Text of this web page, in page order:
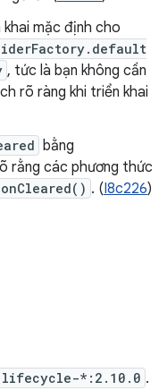
mặc định cho
, tức là bạn không cần
rõ ràng khi triển khai
bằng
rằng các phương thức
. (I8c226)
*:2.10.0 .